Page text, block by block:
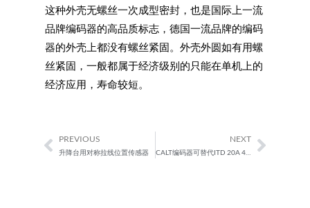
这种外壳无螺丝一次成型密封，也是国际上一流
品牌编码器的高品质标志，德国一流品牌的编码
器的外壳上都没有螺丝紧固。外壳外圆如有用螺
丝紧固，一般都属于经济级别的只能在单机上的
经济应用，寿命较短。
Prev
PREVIOUS
升降台用对称拉线位置传感器
NEXT
CALT编码器可替代ITD 20A 4Y129400HBXK1.7E型编码器 Next